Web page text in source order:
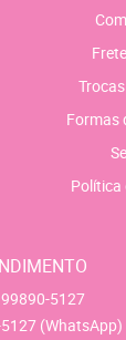
Formas
Política
99890-5127
(WhatsApp)